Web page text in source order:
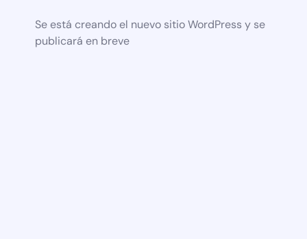
Se está creando el nuevo sitio WordPress y se
publicará en breve